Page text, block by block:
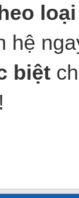
hệ
biệt